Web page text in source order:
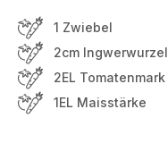
1 Zwiebel
2cm
2EL Tomatenmark
1EL Maisstärke